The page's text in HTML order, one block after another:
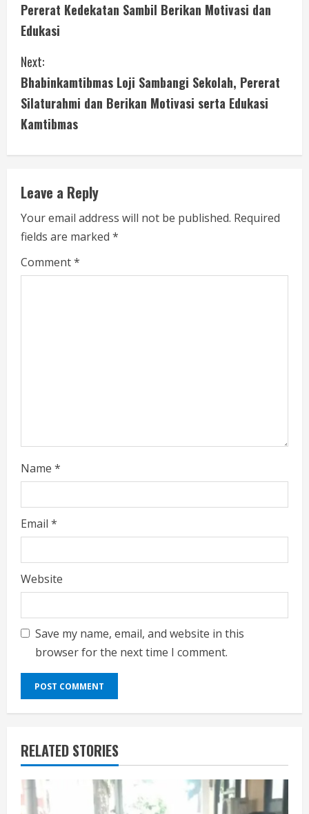
n
t
i
n
R
e
a
Pererat Kedekatan Sambil Berikan Motivasi dan
Edukasi
Next:
Bhabinkamtibmas Loji Sambangi Sekolah, Pererat
Silaturahmi dan Berikan Motivasi serta Edukasi
Kamtibmas
Leave a Reply
Your email address will not be published. Required
fields are marked *
Comment*
Name *
Email *
Website
Save my name, email, and website in this
browser for the next time I comment.
RELATED STORIES